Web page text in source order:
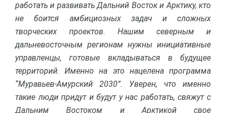
работать и развивать Дальний Восток и Арктику, кто
не боится амбициозных задач и сложных
творческих проектов. Нашим северным и
дальневосточным регионам нужны инициативные
управленцы, готовые вкладываться в будущее
территорий. Именно на это нацелена программа
“Муравьев-Амурский 2030”. Уверен, что именно
такие люди придут и будут у нас работать, свяжут с
Дальним Востоком и Арктикой свое